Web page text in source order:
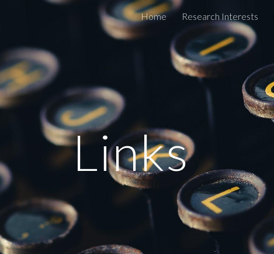
Skip to navigation
Home Research Interests
Links